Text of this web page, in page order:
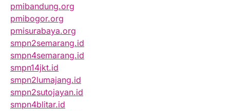
pmibandung.org
pmibogor.org
pmisurabaya.org
smpn2semarang.id
smpn4semarang.id
smpn14jkt.id
smpn2lumajang.id
smpn2sutojayan.id
smpn4blitar.id